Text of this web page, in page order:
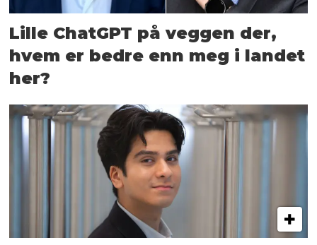
Lille ChatGPT på veggen der,
hvem er bedre enn meg i landet
her?